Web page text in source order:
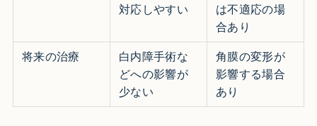
対応しやすい
は不適応の場
合あり
将来の治療
白内障手術な
どへの影響が
少ない
角膜の変形が
影響する場合
あり